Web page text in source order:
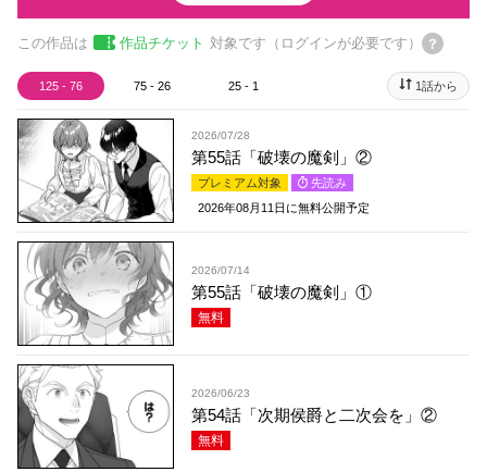
この作品は 作品チケット 対象です（ログインが必要です）
125 - 76 75 - 26 25 - 1 1話から
2026/07/28
第55話「破壊の魔剣」②
プレミアム対象
先読み
2026年08月11日 に無料公開予定
2026/07/14
第55話「破壊の魔剣」①
無料
2026/06/23
第54話「次期侯爵と二次会を」②
無料